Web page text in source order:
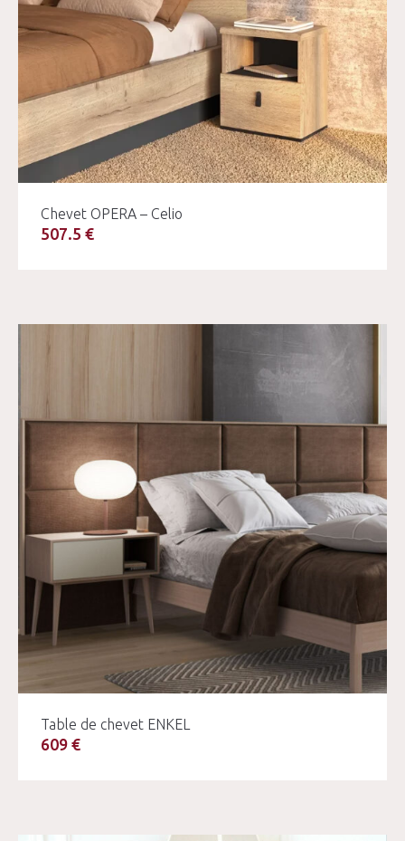
Chevet OPERA – Celio
507.5 €
Table de chevet ENKEL
609 €